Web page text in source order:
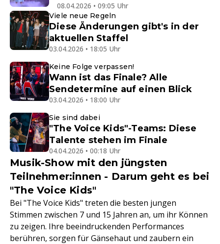
08.04.2026 • 09:05 Uhr
Viele neue Regeln
Diese Änderungen gibt's in der
aktuellen Staffel
03.04.2026 • 18:05 Uhr
Keine Folge verpassen!
Wann ist das Finale? Alle
Sendetermine auf einen Blick
03.04.2026 • 18:00 Uhr
Sie sind dabei
"The Voice Kids"-Teams: Diese
Talente stehen im Finale
04.04.2026 • 00:18 Uhr
Musik-Show mit den jüngsten
Teilnehmer:innen - Darum geht es bei
"The Voice Kids"
Bei "The Voice Kids" treten die besten jungen
Stimmen zwischen 7 und 15 Jahren an, um ihr Können
zu zeigen. Ihre beeindruckenden Performances
berühren, sorgen für Gänsehaut und zaubern ein